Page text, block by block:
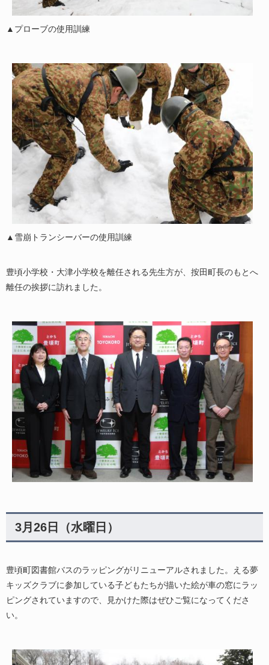
▲プローブの使用訓練
▲雪崩トランシーバーの使用訓練
豊頃小学校・大津小学校を離任される先生方が、按田町長のもとへ
離任の挨拶に訪れました。
3月26日（水曜日）
豊頃町図書館バスのラッピングがリニューアルされました。える夢
キッズクラブに参加している子どもたちが描いた絵が車の窓にラッ
ピングされていますので、見かけた際はぜひご覧になってくださ
い。